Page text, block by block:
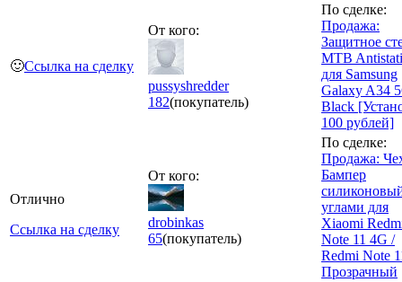
🙂Ссылка на сделку
От кого:
pussyshredder
182(покупатель)
По сделке:
Продажа:
Защитное
MTB
для Samsung
Galaxy A34
Black
100 рублей]
Отлично
Ссылка на сделку
От кого:
drobinkas
65(покупатель)
По сделке:
Продажа:
Бампер
углами для
Xiaomi
Note 11 4G /
Redmi Note
Прозрачный